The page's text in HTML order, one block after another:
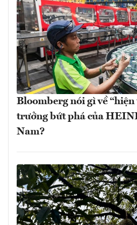
Bloomberg nói gì về
trưởng bứt phá của
Nam?